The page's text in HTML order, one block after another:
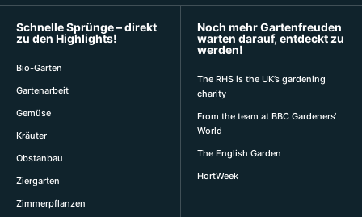
Schnelle Sprünge – direkt
zu den Highlights!
Bio-Garten
Gartenarbeit
Gemüse
Kräuter
Obstanbau
Ziergarten
Zimmerpflanzen
Noch mehr Gartenfreuden
warten darauf, entdeckt zu
werden!
The RHS is the UK’s gardening
charity
From the team at BBC Gardeners‘
World
The English Garden
HortWeek